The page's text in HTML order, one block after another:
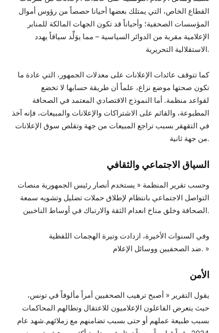
القطاع الخاص، التي يمتلك بعضها أحيانا حصصاً من رؤوس أموال
المؤسسات الصحفية؛ وأحياناً قد تكون الجهات المالكة للمنابر
الإعلامية مقربة من الدوائر السياسية – مما يوَلِّد سياقاً يهدد
الاستقلالية التحريرية.
كما تتوقف عائدات الإعلانات على معدلات الجمهور، التي عادة ما
تكون صحتها موضع نزاع، علماً أن طريقة حسابها لا تخضع
لقواعد منظمة. أما النموذج الاقتصادي المعتمد في الصحافة
المطبوعة، والقائم على الاشتراكات والإعلانات والمبيعات، فإنه آخذ
في التقهقر بسبب تراجع المبيعات من جهة وتقلص سوق الإعلانات
من جهة ثانية.
السياق الاجتماعي والثقافي
وحسب تقرير المنظمة « يستخدم أنصار رئيس الجمهورية منصات
التواصل الاجتماعي بانتظام لإطلاق حملات تضليل وتشويه سمعة
الصحافة وخلق مناخ انعدام الثقة والارتباك في أوساط الناخبين.
وفي السنوات الأخيرة، ازدادت وتيرة الهجمات اللفظية
ضد الصحفيين ووسائل الإعلام. »
الأمن
يقول التقرير « أصبح ترهيب الصحفيين أمراً مألوفاً في تونس،
حيث يتعرض الفاعلون الإعلاميون للاعتقال وتطالهم المحاكمات
بسبب طبيعة عملهم أو حتى بسبب تضامنهم مع زملائهم.شهد عام